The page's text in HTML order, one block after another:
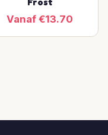
Vanaf €13.70